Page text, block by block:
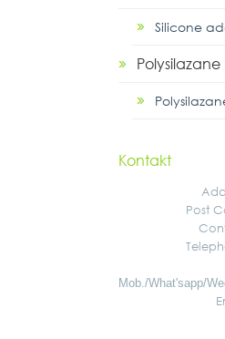
Silicone
Polysilazane
Kontakt
Post
Mob./What'sapp/